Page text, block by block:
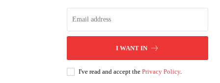
I WANT IN
I've read and accept the Privacy Policy.